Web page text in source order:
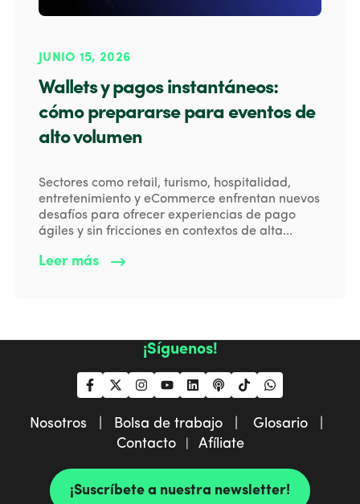
JUNIO 15, 2026
Wallets y pagos instantáneos:
cómo prepararse para eventos de
alto volumen
Sectores como retail, turismo, hospitalidad,
entretenimiento y eCommerce enfrentan nuevos
desafíos para ofrecer experiencias de pago
ágiles y sin fricciones en contextos de alta...
Leer más
¡Síguenos!
Nosotros | Bolsa de trabajo |
Glosario |
Contacto| Afíliate
¡Suscríbete a nuestra newsletter!